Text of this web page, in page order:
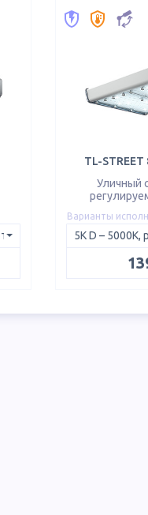
TL-STREET
Уличный
Варианты